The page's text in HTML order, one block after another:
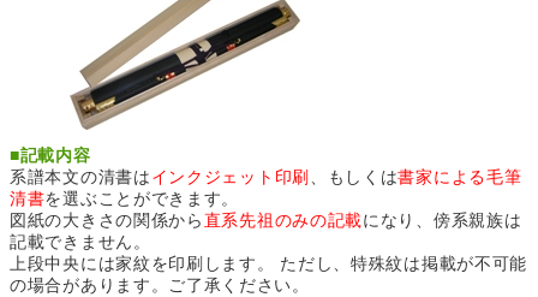
■記載内容
系譜本文の清書はインクジェット印刷 、もしくは書家による毛筆
清書を選ぶことができます。
図紙の大きさの関係から直系先祖のみの記載になり、傍系親族は
記載できません。
上段中央には家紋を印刷します。 ただし、特殊紋は掲載が不可能
の場合があります。ご了承ください。